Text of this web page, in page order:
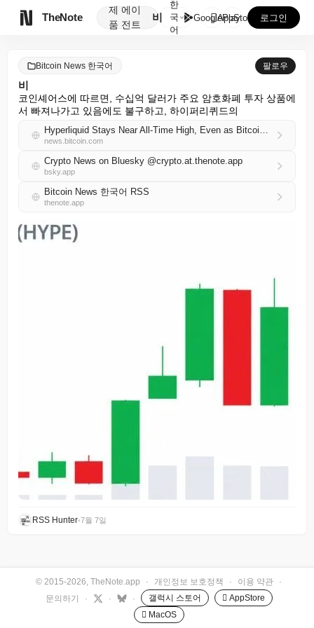
TheNote
제
품
에이
전트
비
한
국
어
GooglePlay
AppStore 로그인
Bitcoin News 한국어 팔로우
비
코인셰어스에 따르면, 수십억 달러가 주요 암호화폐 투자 상품에
서 빠져나가고 있음에도 불구하고, 하이퍼리퀴드의
Hyperliquid Stays Near All-Time High, Even as Bitcoin ETFs Lose $6.5 Billion
news.bitcoin.com
Crypto News on Bluesky @crypto.at.thenote.app
bsky.app
Bitcoin News 한국어 RSS
thenote.app
RSS Hunter•7월 7일
© 2015-2026, TheNote.app · 개인정보 보호정책 · 이용 약관
·
문의하기
· · · 갤럭시 스토어
 AppStore
 MacOS